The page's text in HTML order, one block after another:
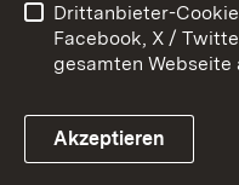
Link zum Landesportal
Impressum
Drittanbieter-
Facebook, X /
gesamten
Akzeptieren